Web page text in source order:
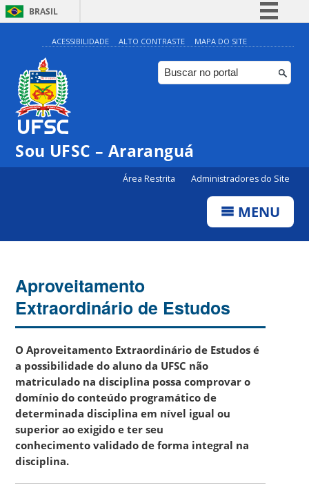
BRASIL
Simplifique!
Comunica BR
Participe
ACESSIBILIDADE ALTO CONTRASTE MAPA DO SITE
Sou UFSC – Araranguá
Área Restrita Administradores do Site
MENU
Aproveitamento
Extraordinário de Estudos
O Aproveitamento Extraordinário de Estudos é
a possibilidade do aluno da UFSC não
matriculado na disciplina possa comprovar o
domínio do conteúdo programático de
determinada disciplina em nível igual ou
superior ao exigido e ter seu
conhecimento validado de forma integral na
disciplina.